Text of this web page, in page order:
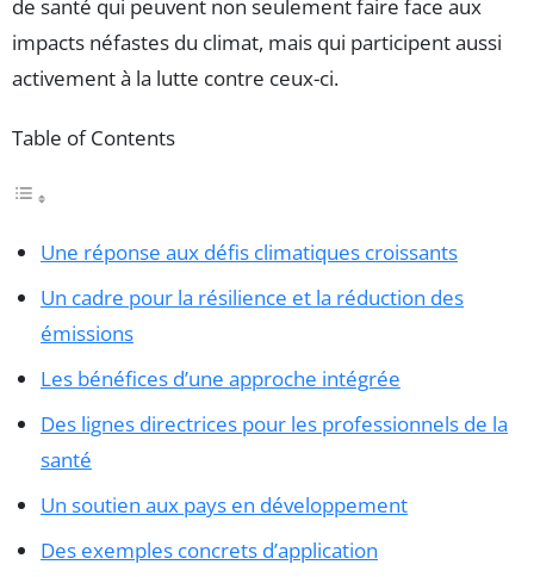
de santé qui peuvent non seulement faire face aux
impacts néfastes du climat, mais qui participent aussi
activement à la lutte contre ceux-ci.
Table of Contents
Une réponse aux défis climatiques croissants
Un cadre pour la résilience et la réduction des
émissions
Les bénéfices d’une approche intégrée
Des lignes directrices pour les professionnels de la
santé
Un soutien aux pays en développement
Des exemples concrets d’application